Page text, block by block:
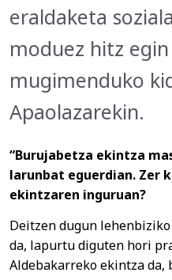
eraldaketa
moduez hitz
mugimenduko
Apaolazarekin.
“Burujabetza ekintza
larunbat eguerdian. Zer
ekintzaren inguruan?
Deitzen dugun
da, lapurtu diguten hori
Aldebakarreko ekintza da,